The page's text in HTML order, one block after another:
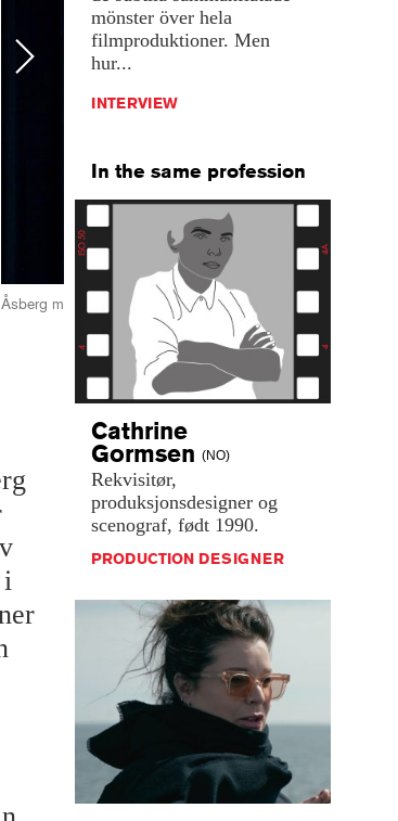
Åsberg med Ruben Östlund. Foto: Film i Väst
Next
i
mönster över hela
filmproduktioner. Men
hur...
INTERVIEW
In the same profession
Cathrine
Gormsen (NO)
Rekvisitør,
produksjonsdesigner og
scenograf, født 1990.
PRODUCTION DESIGNER